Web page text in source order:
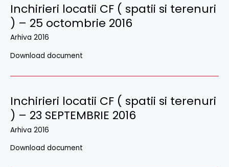
Inchirieri locatii CF ( spatii si terenuri
) – 25 octombrie 2016
Arhiva 2016
Download document
Inchirieri locatii CF ( spatii si terenuri
) – 23 SEPTEMBRIE 2016
Arhiva 2016
Download document